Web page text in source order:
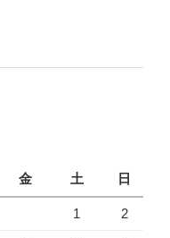
金 土 日
1 2